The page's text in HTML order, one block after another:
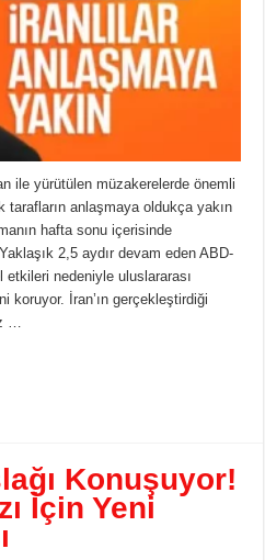
ile yürütülen müzakerelerde önemli
tarafların anlaşmaya oldukça yakın
hafta sonu içerisinde
2,5 aydır devam eden ABD-
nedeniyle uluslararası
koruyor. İran’ın gerçekleştirdiği
…
Konuşuyor!
İçin Yeni